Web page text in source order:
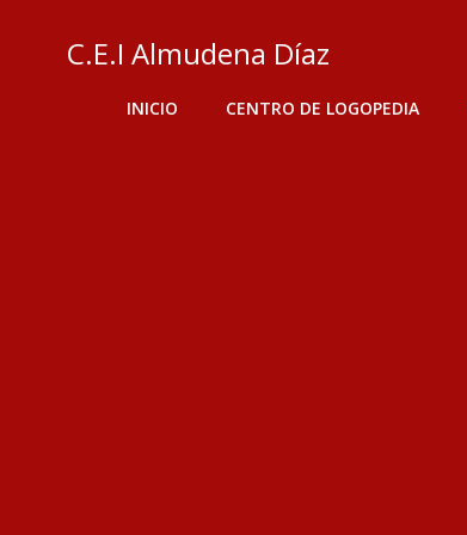
contenidoC.E.I Almudena Díaz
INICIO CENTRO DE LOGOPEDIA